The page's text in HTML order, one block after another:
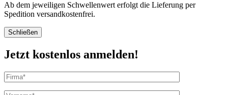
Ab dem jeweiligen Schwellenwert erfolgt die Lieferung per
Spedition versandkostenfrei.
Schließen
Jetzt kostenlos anmelden!